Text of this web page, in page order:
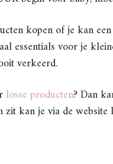
kopen of je kan
essentials voor je
verkeerd.
losse producten? Dan
zit kan je via de